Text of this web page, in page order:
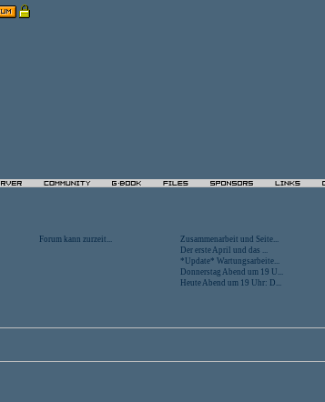
Forum kann zurzeit...
Zusammenarbeit und Seite...
Der erste April und das ...
*Update* Wartungsarbeite...
Donnerstag Abend um 19 U...
Heute Abend um 19 Uhr: D...